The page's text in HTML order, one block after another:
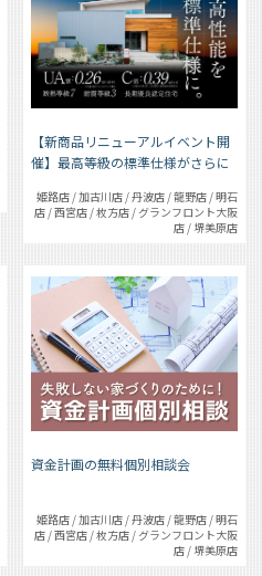
【新商品リニューアルイベント開
催】最高等級の標準仕様がさらに
姫路店 / 加古川店 / 丹波店 / 龍野店 / 明石
店 / 西宮店 / 枚方店 / グランフロント大阪
店 / 堺美原店
資金計画の無料個別相談会
姫路店 / 加古川店 / 丹波店 / 龍野店 / 明石
店 / 西宮店 / 枚方店 / グランフロント大阪
店 / 堺美原店